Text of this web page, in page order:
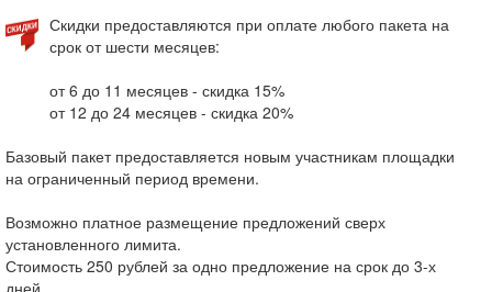
Скидки предоставляются при оплате любого пакета на
срок от шести месяцев:
от 6 до 11 месяцев - скидка 15%
от 12 до 24 месяцев - скидка 20%
Базовый пакет предоставляется новым участникам площадки
на ограниченный период времени.
Возможно платное размещение предложений сверх
установленного лимита.
Стоимость 250 рублей за одно предложение на срок до 3-х
дней.